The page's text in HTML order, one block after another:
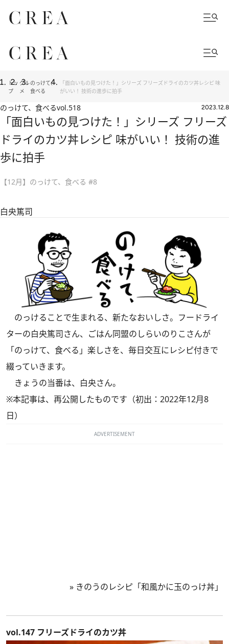
トッ
プ
グル
メ
のっけて、
食べる
「面白いもの見つけた！」シリーズ フリーズドライのカツ丼レシピ 味
がいい！ 技術の進歩に拍手
のっけて、食べるvol.518 2023.12.8
「面白いもの見つけた！」シリーズ フリーズ
ドライのカツ丼レシピ 味がいい！ 技術の進
歩に拍手
【12月】のっけて、食べる #8
白央篤司
のっけることで生まれる、新たなおいしさ。フードライ
ターの白央篤司さん、ごはん同盟のしらいのりこさんが
「のっけて、食べる」楽しさを、毎日交互にレシピ付きで
綴っていきます。
きょうの当番は、白央さん。
※本記事は、再公開したものです（初出：2022年12月8
日）
ADVERTISEMENT
» きのうのレシピ「和風かに玉のっけ丼」
vol.147 フリーズドライのカツ丼